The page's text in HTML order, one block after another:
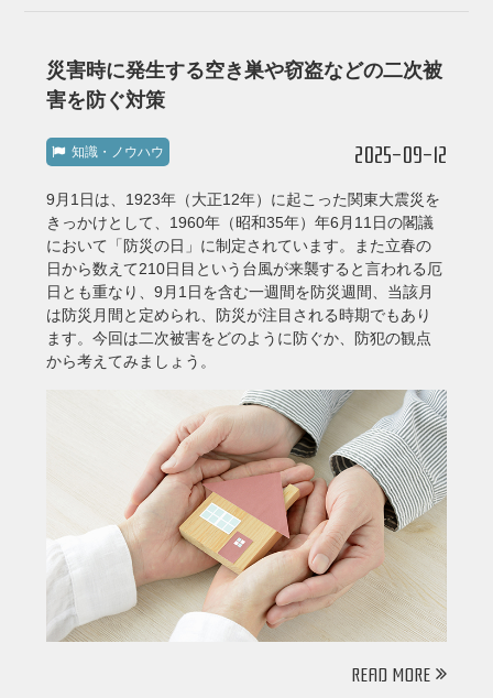
災害時に発生する空き巣や窃盗などの二次被
害を防ぐ対策
知識・ノウハウ 2025-09-12
9月1日は、1923年（大正12年）に起こった関東大震災を
きっかけとして、1960年（昭和35年）年6月11日の閣議
において「防災の日」に制定されています。また立春の
日から数えて210日目という台風が来襲すると言われる厄
日とも重なり、9月1日を含む一週間を防災週間、当該月
は防災月間と定められ、防災が注目される時期でもあり
ます。今回は二次被害をどのように防ぐか、防犯の観点
から考えてみましょう。
READ MORE